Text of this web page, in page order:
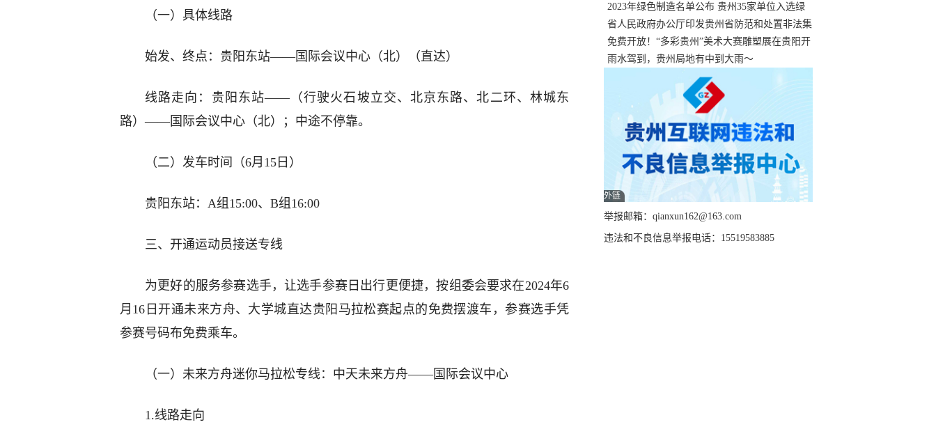
（一）具体线路
始发、终点：贵阳东站——国际会议中心（北）（直达）
线路走向：贵阳东站——（行驶火石坡立交、北京东路、北二环、林城东
路）——国际会议中心（北）；中途不停靠。
（二）发车时间（6月15日）
贵阳东站：A组15:00、B组16:00
三、开通运动员接送专线
为更好的服务参赛选手，让选手参赛日出行更便捷，按组委会要求在2024年6
月16日开通未来方舟、大学城直达贵阳马拉松赛起点的免费摆渡车，参赛选手凭
参赛号码布免费乘车。
（一）未来方舟迷你马拉松专线：中天未来方舟——国际会议中心
1.线路走向
名额
2023年绿色制造名单公布 贵州35家单位入选绿
色工厂
省人民政府办公厅印发贵州省防范和处置非法集
资工作实施细则
免费开放！“多彩贵州”美术大赛雕塑展在贵阳开
展，持续至1月19日
雨水驾到，贵州局地有中到大雨～
外链
举报邮箱：qianxun162@163.com
违法和不良信息举报电话：15519583885